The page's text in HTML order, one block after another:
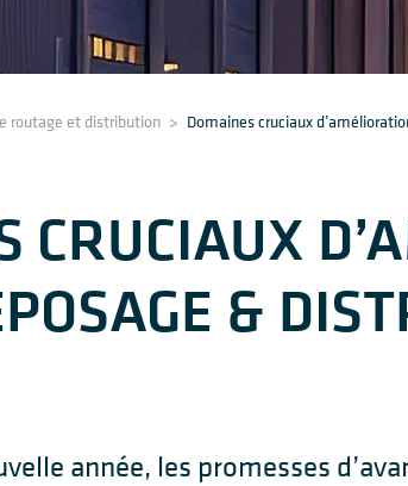
routage et distribution > Domaines cruciaux
CRUCIAUX
&
année, les promesses